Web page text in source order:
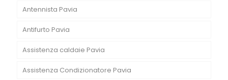
Antennista Pavia
Antifurto Pavia
Assistenza caldaie Pavia
Assistenza Condizionatore Pavia